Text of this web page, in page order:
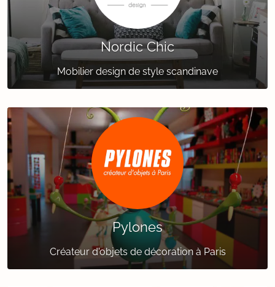
Nordic Chic
Mobilier design de style scandinave
Pylones
Créateur d'objets de décoration à Paris